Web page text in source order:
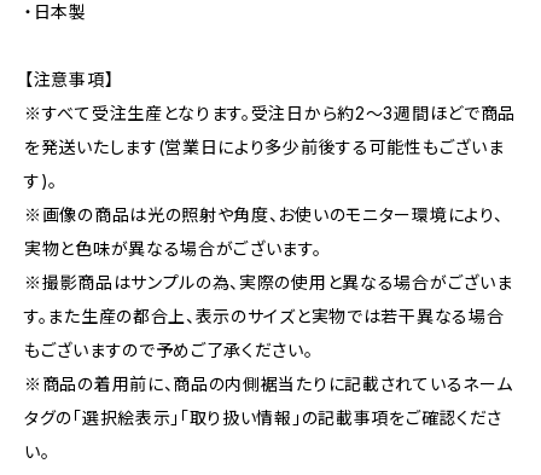
・日本製
【注意事項】
※すべて受注生産となります。受注日から約2～3週間ほどで商品
を発送いたします(営業日により多少前後する可能性もございま
す)。
※画像の商品は光の照射や角度、お使いのモニター環境により、
実物と色味が異なる場合がございます。
※撮影商品はサンプルの為、実際の使用と異なる場合がございま
す。また生産の都合上、表示のサイズと実物では若干異なる場合
もございますので予めご了承ください。
※商品の着用前に、商品の内側裾当たりに記載されているネーム
タグの「選択絵表示」「取り扱い情報」の記載事項をご確認くださ
い。